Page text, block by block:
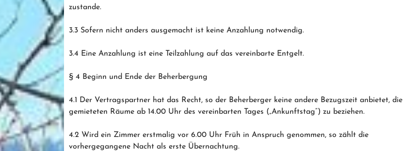
zustande.
3.3 Sofern nicht anders ausgemacht ist keine Anzahlung notwendig.
3.4 Eine Anzahlung ist eine Teilzahlung auf das vereinbarte Entgelt.
§ 4 Beginn und Ende der Beherbergung
4.1 Der Vertragspartner hat das Recht, so der Beherberger keine andere Bezugszeit anbietet, die
gemieteten Räume ab 14.00 Uhr des vereinbarten Tages („Ankunftstag“) zu beziehen.
4.2 Wird ein Zimmer erstmalig vor 6.00 Uhr Früh in Anspruch genommen, so zählt die
vorhergegangene Nacht als erste Übernachtung.